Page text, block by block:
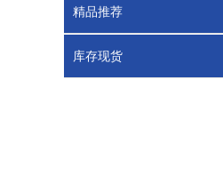
精品推荐
库存现货